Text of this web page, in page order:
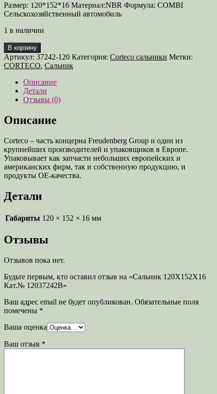
составляла
26.87 $.
26.87 $.
Размер: 120*152*16 Материал:NBR Формула: COMBI
Сельскохозяйственный автомобиль
1 в наличии
Количество
товара
Сальник
Кат.
12037242B
В корзину
Артикул: 37242-120 Категория: Corteco сальники Метки:
CORTECO, Сальник
Описание
Детали
Отзывы (0)
Описание
Corteco – часть концерна Freudenberg Group и один из
крупнейших производителей и упаковщиков в Европе.
Упаковывает как запчасти небольших европейских и
американских фирм, так и собственную продукцию, и
продукты OE-качества.
Детали
Габариты 120 × 152 × 16 мм
Отзывы
Отзывов пока нет.
Будьте первым, кто оставил отзыв на «Сальник 120X152X16
Кат.№ 12037242B»
Ваш адрес email не будет опубликован. Обязательные поля
помечены *
Ваша оценка
Ваш отзыв *